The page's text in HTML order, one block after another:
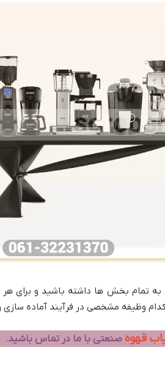
تمام بخش ها داشته باشید و برای هر
وظیفه مشخصی در فرآیند آماده سازی
قهوه صنعتی با ما در تماس باشید.